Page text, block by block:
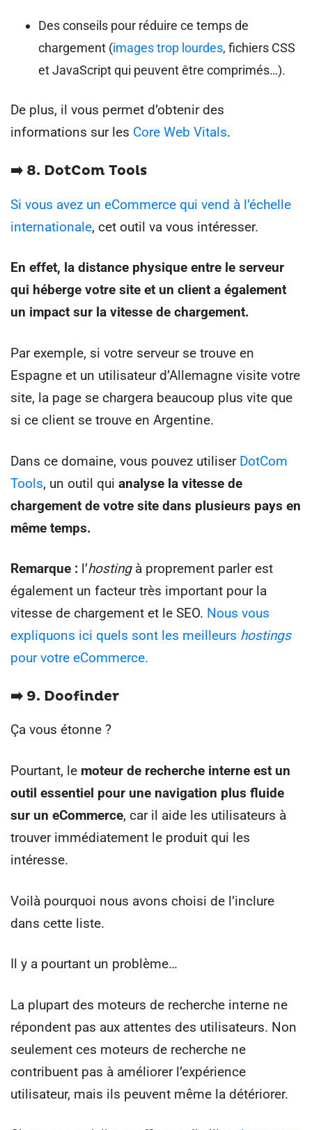
Des conseils pour réduire ce temps de
chargement (images trop lourdes, fichiers CSS
et JavaScript qui peuvent être comprimés…).
De plus, il vous permet d’obtenir des
informations sur les Core Web Vitals.
➡️ 8. DotCom Tools
Si vous avez un eCommerce qui vend à l’échelle
internationale, cet outil va vous intéresser.
En effet, la distance physique entre le serveur
qui héberge votre site et un client a également
un impact sur la vitesse de chargement.
Par exemple, si votre serveur se trouve en
Espagne et un utilisateur d’Allemagne visite votre
site, la page se chargera beaucoup plus vite que
si ce client se trouve en Argentine.
Dans ce domaine, vous pouvez utiliserDotCom
Tools, un outil qui analyse la vitesse de
chargement de votre site dans plusieurs pays en
même temps.
Remarque : l’hosting à proprement parler est
également un facteur très important pour la
vitesse de chargement et le SEO. Nous vous
expliquons ici quels sont les meilleurs hostings
pour votre eCommerce.
➡️ 9. Doofinder
Ça vous étonne ?
Pourtant, le moteur de recherche interne est un
outil essentiel pour une navigation plus fluide
sur un eCommerce, car il aide les utilisateurs à
trouver immédiatement le produit qui les
intéresse.
Voilà pourquoi nous avons choisi de l’inclure
dans cette liste.
Il y a pourtant un problème…
La plupart des moteurs de recherche interne ne
répondent pas aux attentes des utilisateurs. Non
seulement ces moteurs de recherche ne
contribuent pas à améliorer l’expérience
utilisateur, mais ils peuvent même la détériorer.